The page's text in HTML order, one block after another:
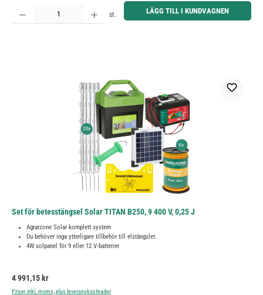
Produktkvantitet: Ange önskat belopp eller använd knapparna för att öka eller minska kvantiteten.
st. LÄGG TILL I KUNDVAGNEN
Set för betesstängsel Solar TITAN B250, 9 400 V, 0,25 J
Agrarzone Solar komplett system
Du behöver inga ytterligare tillbehör till elstängslet.
4W solpanel för 9 eller 12 V-batterier
Ordinarie pris:
4 991,15 kr
Priser inkl. moms, plus leveranskostnader